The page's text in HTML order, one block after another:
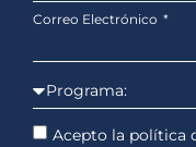
Correo Electrónico
Acepto la política